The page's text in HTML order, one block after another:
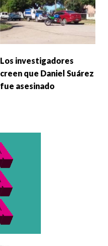
Los investigadores
creen que Daniel Suárez
fue asesinado